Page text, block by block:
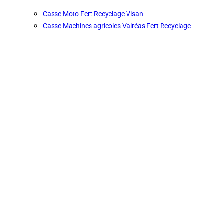
Casse Moto Fert Recyclage Visan
Casse Machines agricoles Valréas Fert Recyclage